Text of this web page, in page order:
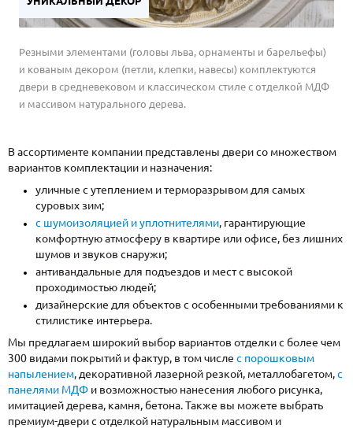
Резными элементами (головы льва, орнаменты и барельефы)
и кованым декором (петли, клепки, навесы) комплектуются
двери в средневековом и классическом стиле с отделкой МДФ
и массивом натурального дерева.
В ассортименте компании представлены двери со множеством
вариантов комплектации и назначения:
уличные с утеплением и терморазрывом для самых
суровых зим;
с шумоизоляцией и уплотнителями, гарантирующие
комфортную атмосферу в квартире или офисе, без лишних
шумов и звуков снаружи;
антивандальные для подъездов и мест с высокой
проходимостью людей;
дизайнерские для объектов с особенными требованиями к
стилистике интерьера.
Мы предлагаем широкий выбор вариантов отделки с более чем
300 видами покрытий и фактур, в том числе с порошковым
напылением, декоративной лазерной резкой, металлобагетом,с
панелями МДФ и возможностью нанесения любого рисунка,
имитацией дерева, камня, бетона. Также вы можете выбрать
премиум-двери с отделкой натуральным массивом и